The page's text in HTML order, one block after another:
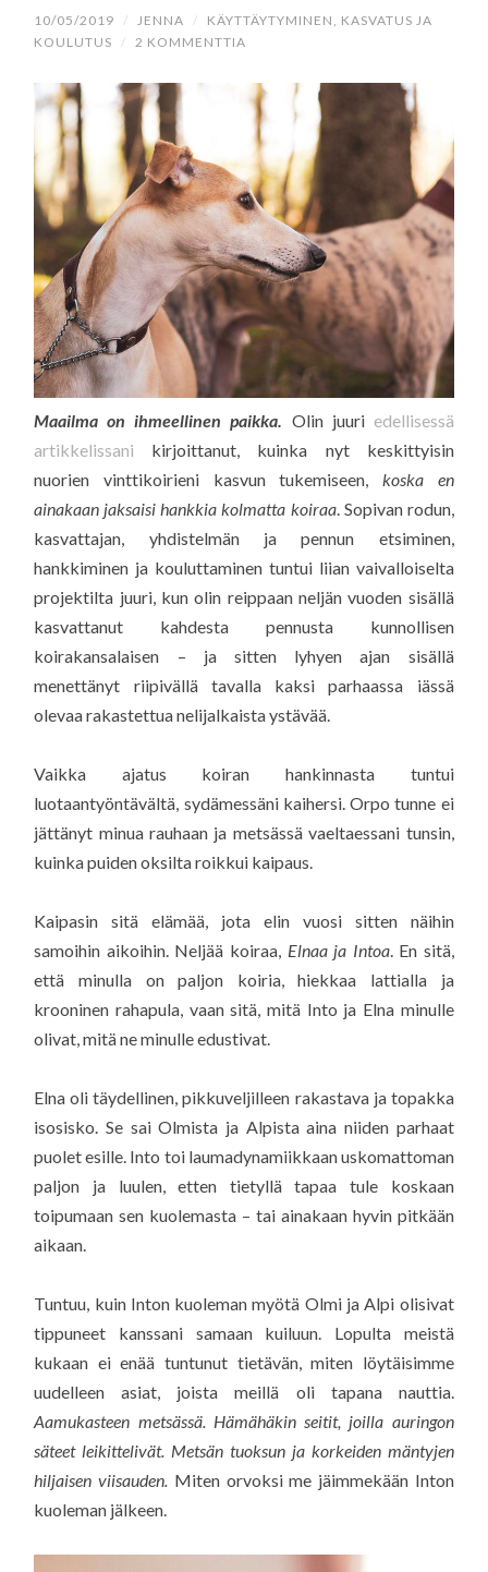
10/05/2019 / JENNA /
KÄYTTÄYTYMINEN, KASVATUS JA
KOULUTUS
/ 2 KOMMENTTIA
Maailma on ihmeellinen paikka. Olin juuri edellisessä
artikkelissani kirjoittanut, kuinka nyt keskittyisin
nuorien vinttikoirieni kasvun tukemiseen, koska en
ainakaan jaksaisi hankkia kolmatta koiraa. Sopivan rodun,
kasvattajan, yhdistelmän ja pennun etsiminen,
hankkiminen ja kouluttaminen tuntui liian vaivalloiselta
projektilta juuri, kun olin reippaan neljän vuoden sisällä
kasvattanut kahdesta pennusta kunnollisen
koirakansalaisen – ja sitten lyhyen ajan sisällä
menettänyt riipivällä tavalla kaksi parhaassa iässä
olevaa rakastettua nelijalkaista ystävää.
Vaikka ajatus koiran hankinnasta tuntui
luotaantyöntävältä, sydämessäni kaihersi. Orpo tunne ei
jättänyt minua rauhaan ja metsässä vaeltaessani tunsin,
kuinka puiden oksilta roikkui kaipaus.
Kaipasin sitä elämää, jota elin vuosi sitten näihin
samoihin aikoihin. Neljää koiraa, Elnaa ja Intoa. En sitä,
että minulla on paljon koiria, hiekkaa lattialla ja
krooninen rahapula, vaan sitä, mitä Into ja Elna minulle
olivat, mitä ne minulle edustivat.
Elna oli täydellinen, pikkuveljilleen rakastava ja topakka
isosisko. Se sai Olmista ja Alpista aina niiden parhaat
puolet esille. Into toi laumadynamiikkaan uskomattoman
paljon ja luulen, etten tietyllä tapaa tule koskaan
toipumaan sen kuolemasta – tai ainakaan hyvin pitkään
aikaan.
Tuntuu, kuin Inton kuoleman myötä Olmi ja Alpi olisivat
tippuneet kanssani samaan kuiluun. Lopulta meistä
kukaan ei enää tuntunut tietävän, miten löytäisimme
uudelleen asiat, joista meillä oli tapana nauttia.
Aamukasteen metsässä. Hämähäkin seitit, joilla auringon
säteet leikittelivät. Metsän tuoksun ja korkeiden mäntyjen
hiljaisen viisauden. Miten orvoksi me jäimmekään Inton
kuoleman jälkeen.